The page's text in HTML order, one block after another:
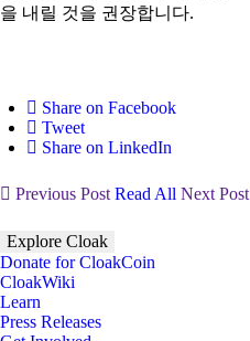
을 내릴 것을 권장합니다.
Share on Facebook
Tweet
Share on LinkedIn
Previous Post Read All Next Post
Explore Cloak
Donate for CloakCoin
CloakWiki
Learn
Press Releases